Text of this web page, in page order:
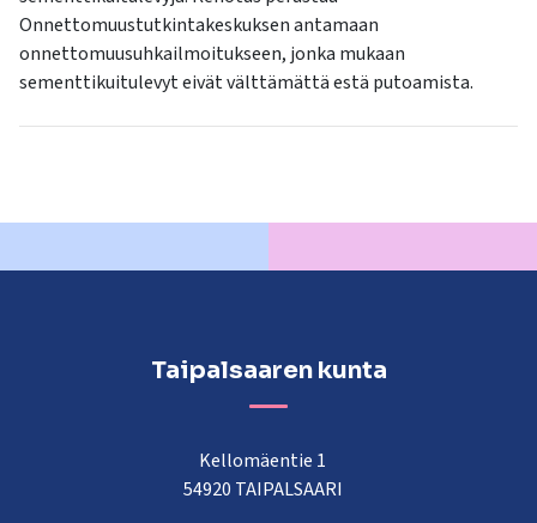
Onnettomuustutkintakeskuksen antamaan
onnettomuusuhkailmoitukseen, jonka mukaan
sementtikuitulevyt eivät välttämättä estä putoamista.
Taipalsaaren kunta
Kellomäentie 1
54920 TAIPALSAARI